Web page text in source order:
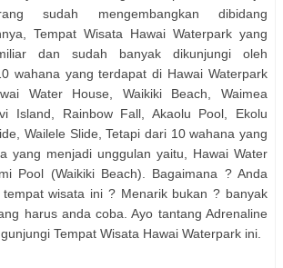
sudah mengembangkan dibidang
Tempat Wisata Hawai Waterpark yang
dan sudah banyak dikunjungi oleh
wahana yang terdapat di Hawai Waterpark
Water House, Waikiki Beach, Waimea
Island, Rainbow Fall, Akaolu Pool, Ekolu
Wailele Slide, Tetapi dari 10 wahana yang
yang menjadi unggulan yaitu, Hawai Water
Pool (Waikiki Beach). Bagaimana ? Anda
tempat wisata ini ? Menarik bukan ? banyak
harus anda coba. Ayo tantang Adrenaline
Tempat Wisata Hawai Waterpark ini.